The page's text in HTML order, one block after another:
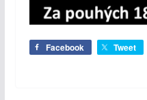
Facebook Tweet